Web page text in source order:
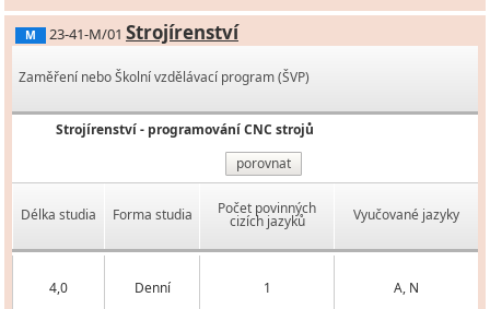
M 23-41-M/01 Strojírenství
Zaměření nebo Školní vzdělávací program (ŠVP)
Strojírenství - programování CNC strojů
porovnat
Délka studia Forma studia Počet povinných
cizích jazyků Vyučované jazyky
4,0 Denní 1 A, N